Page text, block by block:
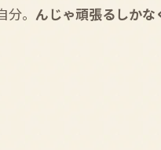
。 んじゃ頑張るしかな